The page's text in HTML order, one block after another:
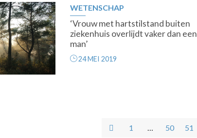
WETENSCHAP
‘Vrouw met hartstilstand buiten
ziekenhuis overlijdt vaker dan een
man’
24 MEI 2019
1 … 50 51